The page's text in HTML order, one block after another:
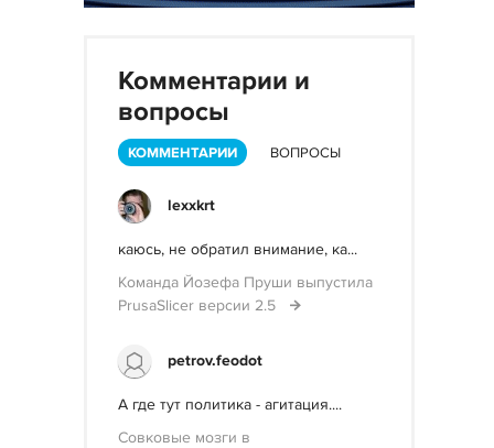
Комментарии и
вопросы
КОММЕНТАРИИ ВОПРОСЫ
lexxkrt
каюсь, не обратил внимание, ка...
Команда Йозефа Пруши выпустила
PrusaSlicer версии 2.5
petrov.feodot
А где тут политика - агитация....
Совковые мозги в